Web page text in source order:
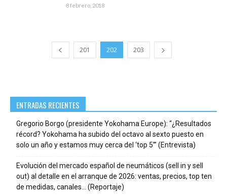
8 febrero, 2018
201 202 203
ENTRADAS RECIENTES
Gregorio Borgo (presidente Yokohama Europe): “¿Resultados
récord? Yokohama ha subido del octavo al sexto puesto en
solo un año y estamos muy cerca del ‘top 5’” (Entrevista)
Evolución del mercado español de neumáticos (sell in y sell
out) al detalle en el arranque de 2026: ventas, precios, top ten
de medidas, canales… (Reportaje)